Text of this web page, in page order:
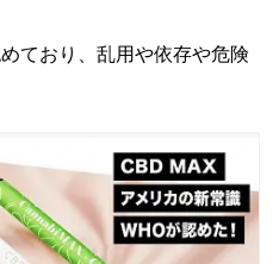
ており、乱用や依存や危険